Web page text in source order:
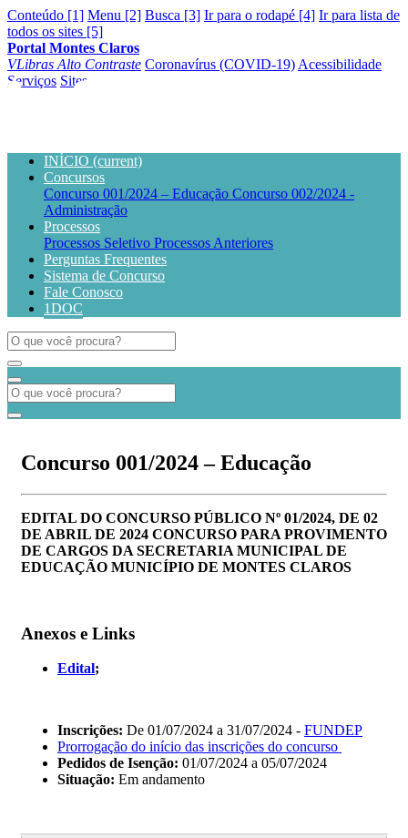
Conteúdo [1] Menu [2] Busca [3] Ir para o rodapé [4] Ir para lista de
todos os sites [5]
Portal Montes Claros
VLibras Alto Contraste Coronavírus (COVID-19) Acessibilidade
Serviços Sites
INÍCIO (current)
Concursos
Concurso 001/2024 – Educação Concurso 002/2024 -
Administração
Processos
Processos Seletivo Processos Anteriores
Perguntas Frequentes
Sistema de Concurso
Fale Conosco
1DOC
Concurso 001/2024 – Educação
EDITAL DO CONCURSO PÚBLICO Nº 01/2024, DE 02
DE ABRIL DE 2024 CONCURSO PARA PROVIMENTO
DE CARGOS DA SECRETARIA MUNICIPAL DE
EDUCAÇÃO MUNICÍPIO DE MONTES CLAROS
Anexos e Links
Edital;
Inscrições: De 01/07/2024 a 31/07/2024 - FUNDEP
Prorrogação do início das inscrições do concurso
Pedidos de Isenção: 01/07/2024 a 05/07/2024
Situação: Em andamento